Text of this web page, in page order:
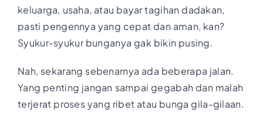
keluarga, usaha, atau bayar tagihan dadakan,
pasti pengennya yang cepat dan aman, kan?
Syukur-syukur bunganya gak bikin pusing.
Nah, sekarang sebenarnya ada beberapa jalan.
Yang penting jangan sampai gegabah dan malah
terjerat proses yang ribet atau bunga gila-gilaan.